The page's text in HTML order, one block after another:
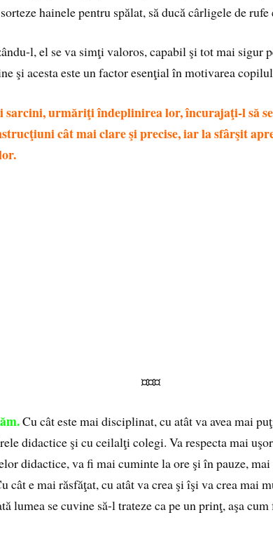
hainele pentru spălat, să ducă cârligele de rufe
l, el se va simţi valoros, capabil şi tot mai sigur
şi acesta este un factor esenţial în motivarea
urmăriţi îndeplinirea lor, încurajaţi-l să se
cât mai clare şi precise, iar la sfârşit
¤¤¤
Cu cât este mai disciplinat, cu atât va avea mai
didactice şi cu ceilalţi colegi. Va respecta mai
didactice, va fi mai cuminte la ore şi în pauze,
cât e mai răsfăţat, cu atât va crea şi îşi va crea mai
lumea se cuvine să-l trateze ca pe un prinţ, aşa